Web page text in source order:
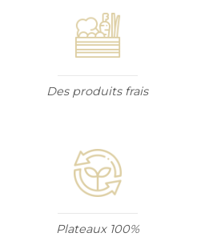
Des produits frais
Plateaux 100%